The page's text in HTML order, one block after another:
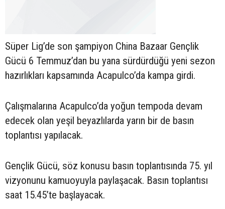
Süper Lig’de son şampiyon China Bazaar Gençlik
Gücü 6 Temmuz’dan bu yana sürdürdüğü yeni sezon
hazırlıkları kapsamında Acapulco’da kampa girdi.
Çalışmalarına Acapulco’da yoğun tempoda devam
edecek olan yeşil beyazlılarda yarın bir de basın
toplantısı yapılacak.
Gençlik Gücü, söz konusu basın toplantısında 75. yıl
vizyonunu kamuoyuyla paylaşacak. Basın toplantısı
saat 15.45’te başlayacak.